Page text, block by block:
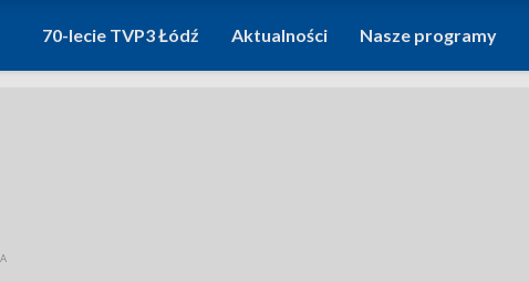
70-lecie TVP3 Łódź Aktualności Nasze programy